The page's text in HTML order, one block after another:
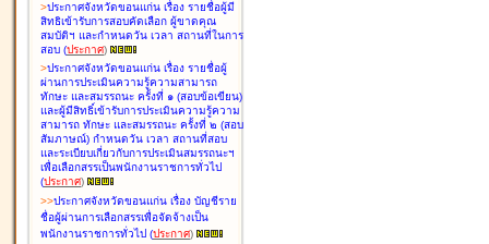
>ประกาศจังหวัดขอนแก่น เรื่อง รายชื่อผู้มี
สิทธิเข้ารับการสอบคัดเลือก ผู้ขาดคุณ
สมบัติฯ และกำหนดวัน เวลา สถานที่ในการ
สอบ (ประกาศ)
>ประกาศจังหวัดขอนแก่น เรื่อง รายชื่อผู้
ผ่านการประเมินความรู้ความสามารถ
ทักษะ และสมรรถนะ ครั้งที่ ๑ (สอบข้อเขียน)
และผู้มีสิทธิ์เข้ารับการประเมินความรู้ความ
สามารถ ทักษะ และสมรรถนะ ครั้งที่ ๒ (สอบ
สัมภาษณ์) กำหนดวัน เวลา สถานที่สอบ
และระเบียบเกี่ยวกับการประเมินสมรรถนะฯ
เพื่อเลือกสรรเป็นพนักงานราชการทั่วไป
(ประกาศ)
>>ประกาศจังหวัดขอนแก่น เรื่อง บัญชีราย
ชื่อผู้ผ่านการเลือกสรรเพื่อจัดจ้างเป็น
พนักงานราชการทั่วไป (ประกาศ)